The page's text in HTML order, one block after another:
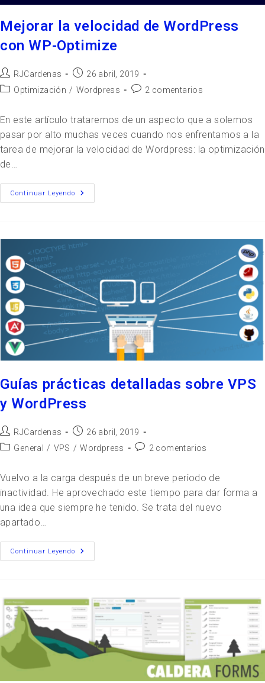
Mejorar la velocidad de WordPress
con WP-Optimize
RJCardenas
26 abril, 2019
Optimización / Wordpress 2 comentarios
En este artículo trataremos de un aspecto que a solemos
pasar por alto muchas veces cuando nos enfrentamos a la
tarea de mejorar la velocidad de Wordpress: la optimización
de…
Continuar Leyendo
Guías prácticas detalladas sobre VPS
y WordPress
RJCardenas
26 abril, 2019
General
/ VPS / Wordpress 2 comentarios
Vuelvo a la carga después de un breve período de
inactividad. He aprovechado este tiempo para dar forma a
una idea que siempre he tenido. Se trata del nuevo
apartado…
Continuar Leyendo